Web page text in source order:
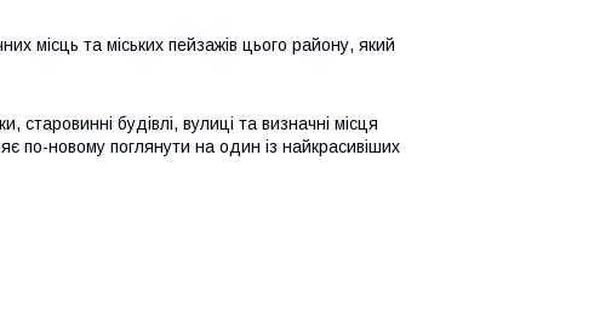
місць та міських пейзажів цього району, який
старовинні будівлі, вулиці та визначні місця
по-новому поглянути на один із найкрасивіших